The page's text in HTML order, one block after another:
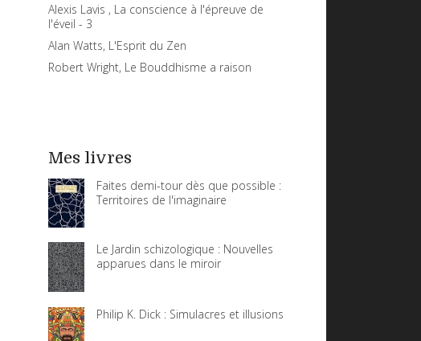
Alexis Lavis , La conscience à l'épreuve de
l'éveil - 3
Alan Watts, L'Esprit du Zen
Robert Wright, Le Bouddhisme a raison
Mes livres
Faites demi-tour dès que possible :
Territoires de l'imaginaire
Le Jardin schizologique : Nouvelles
apparues dans le miroir
Philip K. Dick : Simulacres et illusions